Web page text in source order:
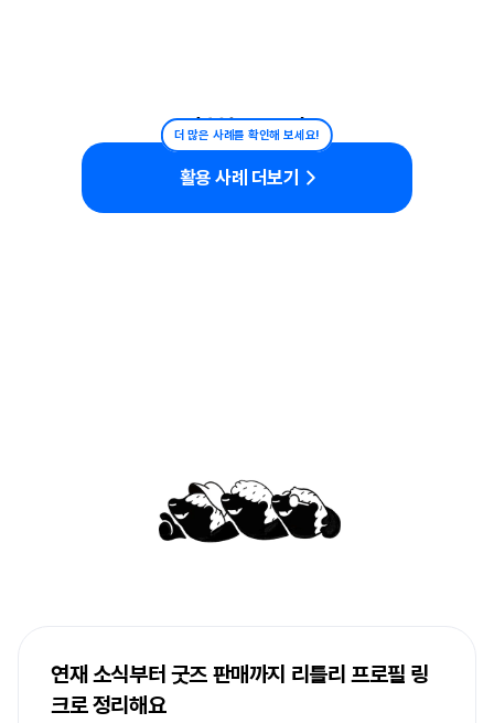
홍보/프로모션
더 많은 사례를 확인해 보세요!
활용 사례 더보기
연재 소식부터 굿즈 판매까지 리틀리 프로필 링
크로 정리해요